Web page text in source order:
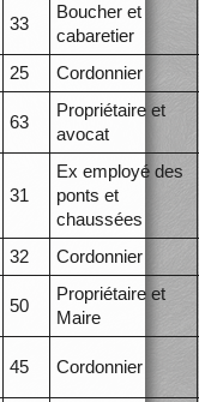
33
Boucher et
cabaretier
25 Cordonnier
63
Propriétaire et
avocat
31
Ex employé des
ponts et
chaussées
32 Cordonnier
50
Propriétaire et
Maire
45 Cordonnier